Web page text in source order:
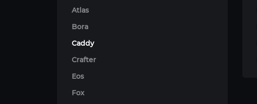
Atlas
Bora
Caddy
Crafter
Eos
Fox